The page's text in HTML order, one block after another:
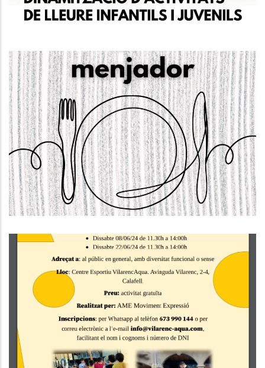
OBERTA LA CONVOCATÒRIA. Ajuts
De Menjador Escolar Al Baix
Penedès CURS 24-25
S. socials
Taller De Dansa Inclusiva A
Calafell
Altres